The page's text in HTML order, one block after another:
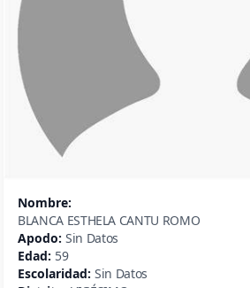
Nombre:
BLANCA ESTHELA CANTU ROMO
Apodo: Sin Datos
Edad: 59
Escolaridad: Sin Datos